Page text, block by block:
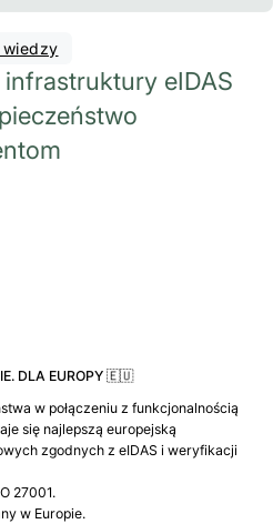
wiedzy
eIDAS
DLA EUROPY 🇪🇺
w połączeniu z funkcjonalnością
się najlepszą europejską
zgodnych z eIDAS i weryfikacji
27001.
w Europie.